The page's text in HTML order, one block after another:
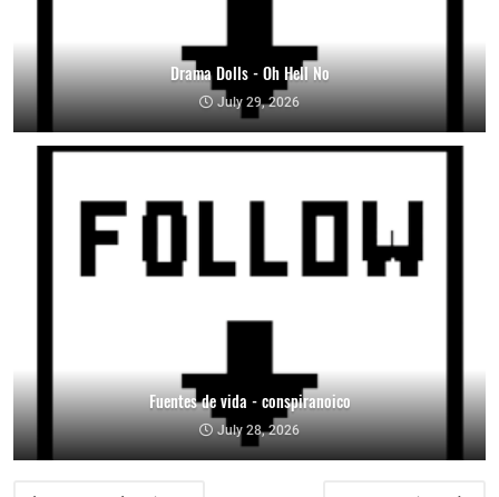
Drama Dolls - Oh Hell No
July 29, 2026
Fuentes de vida - conspiranoico
July 28, 2026